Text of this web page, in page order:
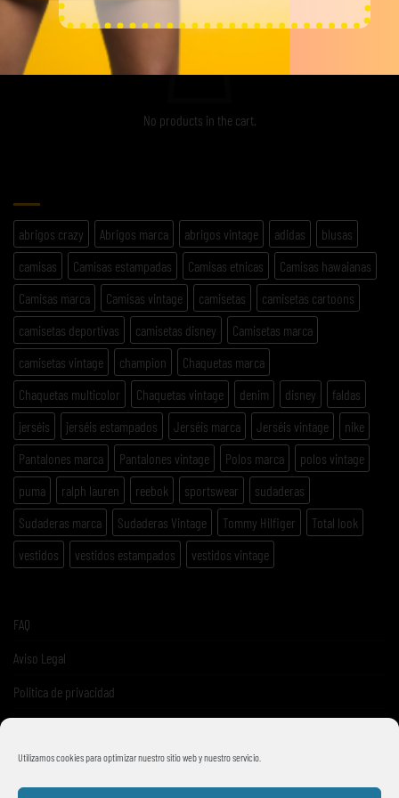
Utilizamos cookies para optimizar nuestro sitio web y nuestro servicio.
No products in the cart.
abrigos crazy Abrigos marca abrigos vintage adidas
blusas
camisas
Camisas estampadas Camisas etnicas
Camisas hawaianas
Camisas marca
Camisas vintage camisetas
camisetas cartoons
camisetas deportivas
camisetas disney
Camisetas marca
camisetas vintage
champion
Chaquetas marca
Chaquetas multicolor
Chaquetas vintage denim disney
faldas
jerséis
jerséis estampados Jerséis marca Jerséis vintage
nike
Pantalones marca
Pantalones vintage Polos marca
polos vintage
puma
ralph lauren reebok sportswear
sudaderas
Sudaderas marca
Sudaderas Vintage Tommy Hilfiger
Total look
vestidos
vestidos estampados vestidos vintage
FAQ
Aviso Legal
Politica de privacidad